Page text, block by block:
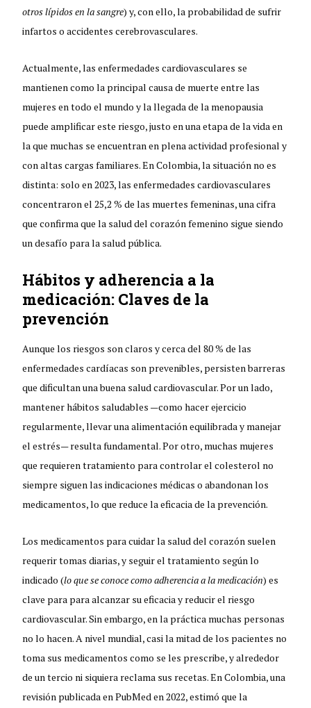
otros lípidos en la sangre) y, con ello, la probabilidad de sufrir
infartos o accidentes cerebrovasculares.
Actualmente, las enfermedades cardiovasculares se
mantienen como la principal causa de muerte entre las
mujeres en todo el mundo y la llegada de la menopausia
puede amplificar este riesgo, justo en una etapa de la vida en
la que muchas se encuentran en plena actividad profesional y
con altas cargas familiares. En Colombia, la situación no es
distinta: solo en 2023, las enfermedades cardiovasculares
concentraron el 25,2 % de las muertes femeninas, una cifra
que confirma que la salud del corazón femenino sigue siendo
un desafío para la salud pública.
Hábitos y adherencia a la
medicación: Claves de la
prevención
Aunque los riesgos son claros y cerca del 80 % de las
enfermedades cardíacas son prevenibles, persisten barreras
que dificultan una buena salud cardiovascular. Por un lado,
mantener hábitos saludables —como hacer ejercicio
regularmente, llevar una alimentación equilibrada y manejar
el estrés— resulta fundamental. Por otro, muchas mujeres
que requieren tratamiento para controlar el colesterol no
siempre siguen las indicaciones médicas o abandonan los
medicamentos, lo que reduce la eficacia de la prevención.
Los medicamentos para cuidar la salud del corazón suelen
requerir tomas diarias, y seguir el tratamiento según lo
indicado (lo que se conoce como adherencia a la medicación) es
clave para para alcanzar su eficacia y reducir el riesgo
cardiovascular. Sin embargo, en la práctica muchas personas
no lo hacen. A nivel mundial, casi la mitad de los pacientes no
toma sus medicamentos como se les prescribe, y alrededor
de un tercio ni siquiera reclama sus recetas. En Colombia, una
revisión publicada en PubMed en 2022, estimó que la